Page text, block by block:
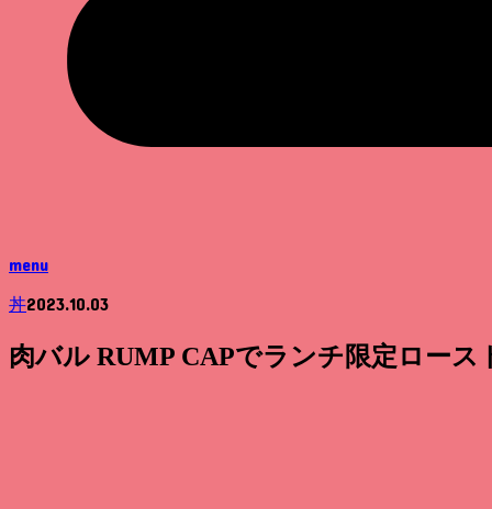
menu
丼2023.10.03
肉バル RUMP CAPでランチ限定ロース